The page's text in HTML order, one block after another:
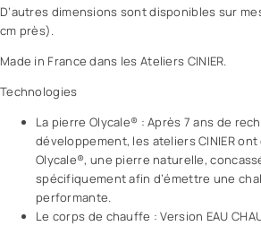
D’autres dimensions sont disponibles sur
cm près).
Made in France dans les Ateliers CINIER.
Technologies
La pierre Olycale® : Après 7 ans de
développement, les ateliers CINIER
Olycale®, une pierre naturelle,
spécifiquement afin d’émettre une
performante.
Le corps de chauffe : Version EAU